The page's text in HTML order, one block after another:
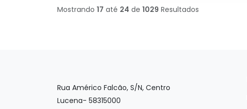
Mostrando 17 até 24 de 1029 Resultados
Rua Américo Falcão, S/N, Centro
Lucena- 58315000